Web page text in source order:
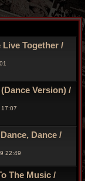
Live Together /
Version) /
Dance /
22:49
The Music /